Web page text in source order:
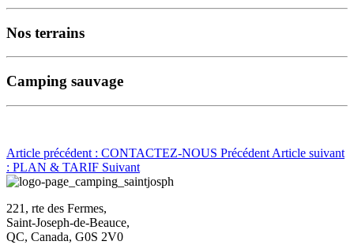
Nos terrains
Camping sauvage
Article précédent : CONTACTEZ-NOUS Précédent Article suivant
: PLAN & TARIF Suivant
221, rte des Fermes,
Saint-Joseph-de-Beauce,
QC, Canada, G0S 2V0